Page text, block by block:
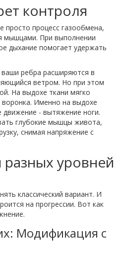
контроля
просто процесс газообмена,
мышцами. При выполнении
дыхание помогает удержать
ребра расширяются в
ветром. Но при этом
На выдохе ткани мягко
воронка. Именно на выдохе
- вытяжение ноги.
глубокие мышцы живота,
снимая напряжение с
уровней
классический вариант. И
на прогрессии. Вот как
Модификация с